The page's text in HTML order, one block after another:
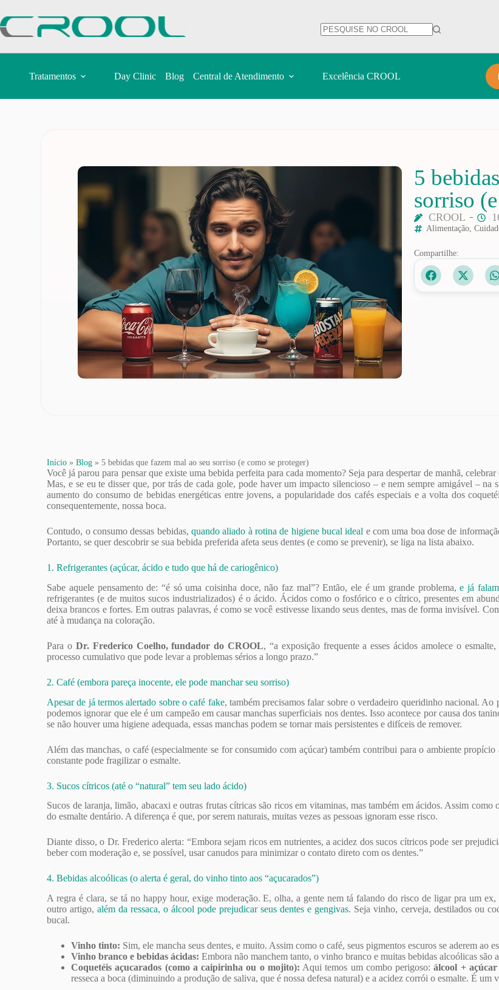
Tratamentos Day Clinic Blog Central de Atendimento Excelência CROOL
5
sorriso
CROOL
Alimentação,
Compartilhe:
Início »Blog »5 bebidas que fazem mal ao seu sorriso (e como se proteger)
Você já parou para pensar que existe uma bebida perfeita para cada momento? Seja para despertar de manhã,
Mas, e se eu te disser que, por trás de cada gole, pode haver um impacto silencioso – e nem sempre amigável –
aumento do consumo de bebidas energéticas entre jovens, a popularidade dos cafés especiais e a volta dos
consequentemente, nossa boca.
Contudo, o consumo dessas bebidas, quando aliado à rotina de higiene bucal ideal e com uma boa dose de
Portanto, se quer descobrir se sua bebida preferida afeta seus dentes (e como se prevenir), se liga na lista abaixo.
1. Refrigerantes (açúcar, ácido e tudo que há de cariogênico)
Sabe aquele pensamento de: “é só uma coisinha doce, não faz mal”? Então, ele é um grande problema,e já
refrigerantes (e de muitos sucos industrializados) é o ácido. Ácidos como o fosfórico e o cítrico, presentes em
deixa brancos e fortes. Em outras palavras, é como se você estivesse lixando seus dentes, mas de forma invisível.
até à mudança na coloração.
Para o Dr. Frederico Coelho, fundador do CROOL, “a exposição frequente a esses ácidos amolece o
processo cumulativo que pode levar a problemas sérios a longo prazo.”
2. Café (embora pareça inocente, ele pode manchar seu sorriso)
Apesar de já termos alertado sobre o café fake, também precisamos falar sobre o verdadeiro queridinho nacional.
podemos ignorar que ele é um campeão em causar manchas superficiais nos dentes. Isso acontece por causa dos
se não houver uma higiene adequada, essas manchas podem se tornar mais persistentes e difíceis de remover.
Além das manchas, o café (especialmente se for consumido com açúcar) também contribui para o ambiente
constante pode fragilizar o esmalte.
3. Sucos cítricos (até o “natural” tem seu lado ácido)
Sucos de laranja, limão, abacaxi e outras frutas cítricas são ricos em vitaminas, mas também em ácidos. Assim como
do esmalte dentário. A diferença é que, por serem naturais, muitas vezes as pessoas ignoram esse risco.
Diante disso, o Dr. Frederico alerta: “Embora sejam ricos em nutrientes, a acidez dos sucos cítricos pode ser
beber com moderação e, se possível, usar canudos para minimizar o contato direto com os dentes.”
4. Bebidas alcoólicas (o alerta é geral, do vinho tinto aos “açucarados”)
A regra é clara, se tá no happy hour, exige moderação. E, olha, a gente nem tá falando do risco de ligar pra um
outro artigo,além da ressaca, o álcool pode prejudicar seus dentes e gengivas. Seja vinho, cerveja, destilados ou
bucal.
Vinho tinto: Sim, ele mancha seus dentes, e muito. Assim como o café, seus pigmentos escuros se aderem ao
Vinho branco e bebidas ácidas: Embora não manchem tanto, o vinho branco e muitas bebidas alcoólicas são
Coquetéis açucarados (como a caipirinha ou o mojito): Aqui temos um combo perigoso:álcool +
resseca a boca (diminuindo a produção de saliva, que é nossa defesa natural) e a acidez corrói o esmalte. É um